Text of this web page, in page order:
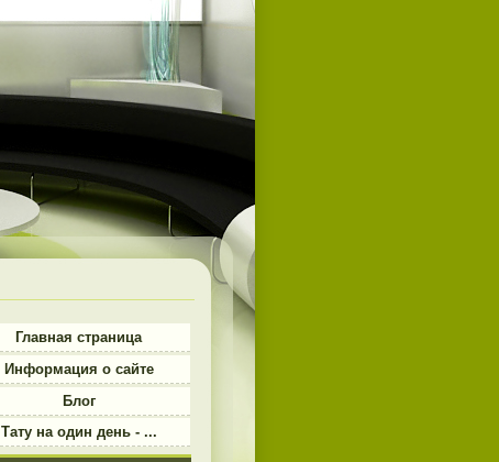
Главная страница
Информация о сайте
Блог
Тату на один день - ...